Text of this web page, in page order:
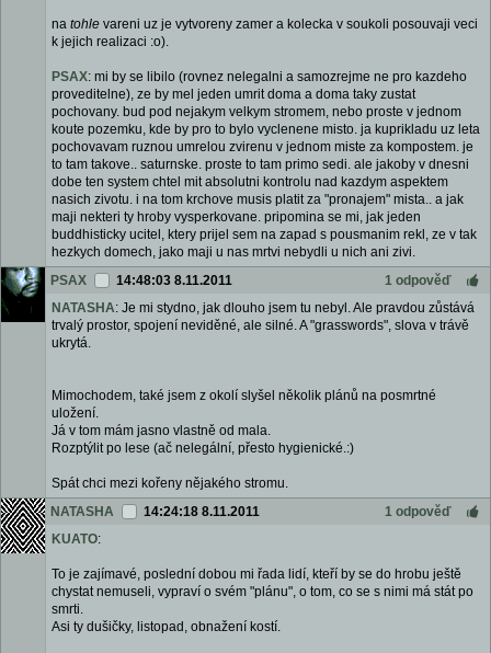
na tohle vareni uz je vytvoreny zamer a kolecka v soukoli posouvaji veci
k jejich realizaci :o).
PSAX: mi by se libilo (rovnez nelegalni a samozrejme ne pro kazdeho
proveditelne), ze by mel jeden umrit doma a doma taky zustat
pochovany. bud pod nejakym velkym stromem, nebo proste v jednom
koute pozemku, kde by pro to bylo vyclenene misto. ja kuprikladu uz leta
pochovavam ruznou umrelou zvirenu v jednom miste za kompostem. je
to tam takove.. saturnske. proste to tam primo sedi. ale jakoby v dnesni
dobe ten system chtel mit absolutni kontrolu nad kazdym aspektem
nasich zivotu. i na tom krchove musis platit za "pronajem" mista.. a jak
maji nekteri ty hroby vysperkovane. pripomina se mi, jak jeden
buddhisticky ucitel, ktery prijel sem na zapad s pousmanim rekl, ze v tak
hezkych domech, jako maji u nas mrtvi nebydli u nich ani zivi.
PSAX
14:48:03 8.11.2011
1 odpověď
NATASHA: Je mi stydno, jak dlouho jsem tu nebyl. Ale pravdou zůstává
trvalý prostor, spojení neviděné, ale silné. A "grasswords", slova v trávě
ukrytá.
Mimochodem, také jsem z okolí slyšel několik plánů na posmrtné
uložení.
Já v tom mám jasno vlastně od mala.
Rozptýlit po lese (ač nelegální, přesto hygienické.:)
Spát chci mezi kořeny nějakého stromu.
NATASHA
14:24:18 8.11.2011
1 odpověď
KUATO:
To je zajímavé, poslední dobou mi řada lidí, kteří by se do hrobu ještě
chystat nemuseli, vypraví o svém "plánu", o tom, co se s nimi má stát po
smrti.
Asi ty dušičky, listopad, obnažení kostí.